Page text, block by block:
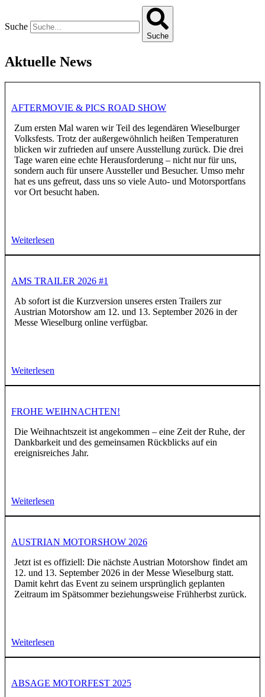
Suche
Suche
Aktuelle News
AFTERMOVIE & PICS ROAD SHOW
Zum ersten Mal waren wir Teil des legendären Wieselburger
Volksfests. Trotz der außergewöhnlich heißen Temperaturen
blicken wir zufrieden auf unsere Ausstellung zurück. Die drei
Tage waren eine echte Herausforderung – nicht nur für uns,
sondern auch für unsere Aussteller und Besucher. Umso mehr
hat es uns gefreut, dass uns so viele Auto- und Motorsportfans
vor Ort besucht haben.
Weiterlesen
AMS TRAILER 2026 #1
Ab sofort ist die Kurzversion unseres ersten Trailers zur
Austrian Motorshow am 12. und 13. September 2026 in der
Messe Wieselburg online verfügbar.
Weiterlesen
FROHE WEIHNACHTEN!
Die Weihnachtszeit ist angekommen – eine Zeit der Ruhe, der
Dankbarkeit und des gemeinsamen Rückblicks auf ein
ereignisreiches Jahr.
Weiterlesen
AUSTRIAN MOTORSHOW 2026
Jetzt ist es offiziell: Die nächste Austrian Motorshow findet am
12. und 13. September 2026 in der Messe Wieselburg statt.
Damit kehrt das Event zu seinem ursprünglich geplanten
Zeitraum im Spätsommer beziehungsweise Frühherbst zurück.
Weiterlesen
ABSAGE MOTORFEST 2025